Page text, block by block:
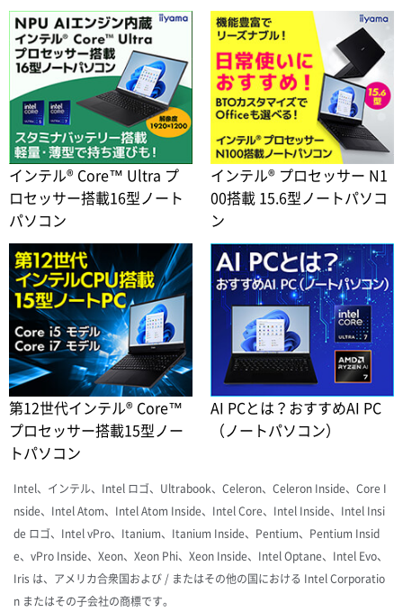
インテル® Core™ Ultra プ
ロセッサー搭載16型ノート
パソコン
インテル® プロセッサー N1
00搭載 15.6型ノートパソコ
ン
第12世代インテル® Core™
プロセッサー搭載15型ノー
トパソコン
AI PCとは？おすすめAI PC
（ノートパソコン）
Intel、インテル、Intel ロゴ、Ultrabook、Celeron、Celeron Inside、Core I
nside、Intel Atom、Intel Atom Inside、Intel Core、Intel Inside、Intel Insi
de ロゴ、Intel vPro、Itanium、Itanium Inside、Pentium、Pentium Insid
e、vPro Inside、Xeon、Xeon Phi、Xeon Inside、Intel Optane、Intel Evo、
Iris は、アメリカ合衆国および / またはその他の国における Intel Corporatio
n またはその子会社の商標です。